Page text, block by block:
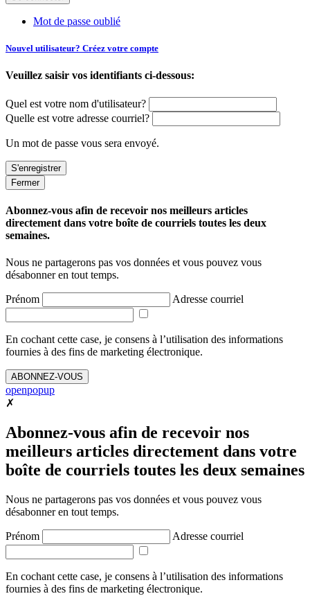
Mot de passe oublié
Nouvel utilisateur? Créez votre compte
Veuillez saisir vos identifiants ci-dessous:
Quel est votre nom d'utilisateur?
Quelle est votre adresse courriel?
Un mot de passe vous sera envoyé.
Fermer
Abonnez-vous afin de recevoir nos meilleurs articles
directement dans votre boîte de courriels toutes les deux
semaines.
Nous ne partagerons pas vos données et vous pouvez vous
désabonner en tout temps.
Prénom Adresse courriel
En cochant cette case, je consens à l’utilisation des informations
fournies à des fins de marketing électronique.
ABONNEZ-VOUS
openpopup
✗
Abonnez-vous afin de recevoir nos
meilleurs articles directement dans votre
boîte de courriels toutes les deux semaines
Nous ne partagerons pas vos données et vous pouvez vous
désabonner en tout temps.
Prénom Adresse courriel
En cochant cette case, je consens à l’utilisation des informations
fournies à des fins de marketing électronique.